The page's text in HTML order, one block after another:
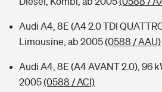
Audi A4, 8E (A4 2.0 TDI
Limousine, ab 2005(0588 / AAU)
Audi A4, 8E (A4 AVANT 2.0), 96
2005(0588 / ACI)